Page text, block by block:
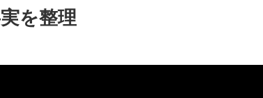
を整理